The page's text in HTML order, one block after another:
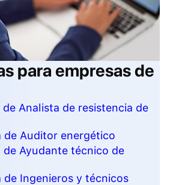
para empresas de
Analista de resistencia de
de Auditor energético
Ayudante técnico de
Ingenieros y técnicos